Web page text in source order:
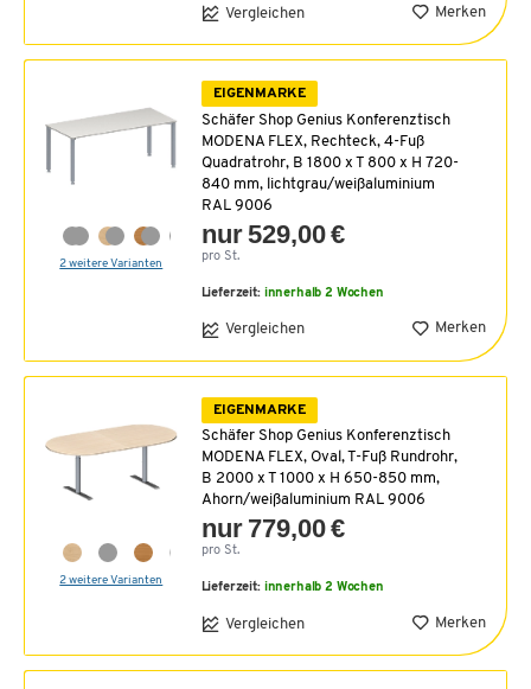
Vergleichen Merken
2 weitere Varianten
EIGENMARKE
Schäfer Shop Genius Konferenztisch
MODENA FLEX, Rechteck, 4-Fuß
Quadratrohr, B 1800 x T 800 x H 720-
840 mm, lichtgrau/weißaluminium
RAL 9006
nur 529,00 €
pro St.
Lieferzeit: innerhalb 2 Wochen
Vergleichen Merken
2 weitere Varianten
EIGENMARKE
Schäfer Shop Genius Konferenztisch
MODENA FLEX, Oval, T-Fuß Rundrohr,
B 2000 x T 1000 x H 650-850 mm,
Ahorn/weißaluminium RAL 9006
nur 779,00 €
pro St.
Lieferzeit: innerhalb 2 Wochen
Vergleichen Merken